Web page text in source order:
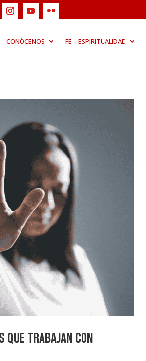
CONÓCENOS FE – ESPIRITUALIDAD
que trabajan con